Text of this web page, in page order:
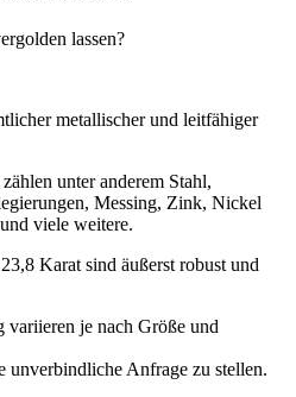
lassen?
metallischer und leitfähiger
unter anderem Stahl,
Messing, Zink, Nickel
viele weitere.
Karat sind äußerst robust und
je nach Größe und
unverbindliche Anfrage zu stellen.